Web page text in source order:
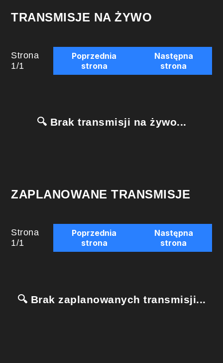
TRANSMISJE NA ŻYWO
Strona
1/1
Poprzednia
strona
Następna
strona
🔍 Brak transmisji na żywo...
ZAPLANOWANE TRANSMISJE
Strona
1/1
Poprzednia
strona
Następna
strona
🔍 Brak zaplanowanych transmisji...